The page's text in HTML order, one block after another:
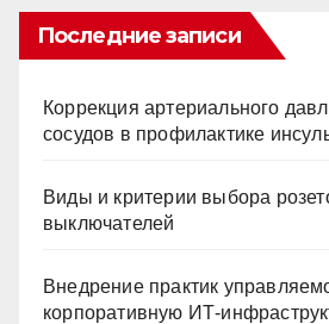
Последние записи
Коррекция артериального
сосудов в профилактике
Виды и критерии выбора
выключателей
Внедрение практик
корпоративную ИТ-